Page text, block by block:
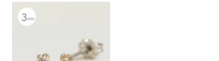
バックキャッチ